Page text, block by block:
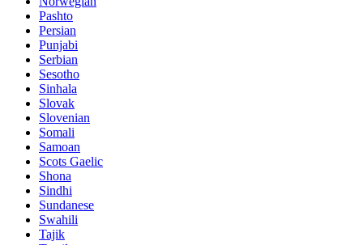
Pashto
Persian
Punjabi
Serbian
Sesotho
Sinhala
Slovak
Slovenian
Somali
Samoan
Scots Gaelic
Shona
Sindhi
Sundanese
Swahili
Tajik